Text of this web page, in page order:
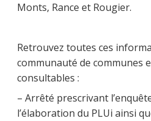
Monts, Rance et Rougier.
Retrouvez toutes ces
communauté de communes
consultables :
– Arrêté prescrivant
l’élaboration du PLUi ainsi